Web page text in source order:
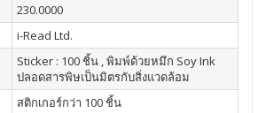
230.0000
i-Read Ltd.
Sticker : 100 ชิ้น , พิมพ์ด้วยหมึก Soy Ink
ปลอดสารพิษเป็นมิตรกับสิ่งแวดล้อม
สติกเกอร์กว่า 100 ชิ้น